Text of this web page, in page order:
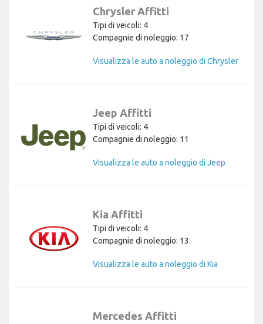
Chrysler Affitti
Tipi di veicoli: 4
Compagnie di noleggio: 17
Visualizza le auto a noleggio di Chrysler
Jeep Affitti
Tipi di veicoli: 4
Compagnie di noleggio: 11
Visualizza le auto a noleggio di Jeep
Kia Affitti
Tipi di veicoli: 4
Compagnie di noleggio: 13
Visualizza le auto a noleggio di Kia
Mercedes Affitti